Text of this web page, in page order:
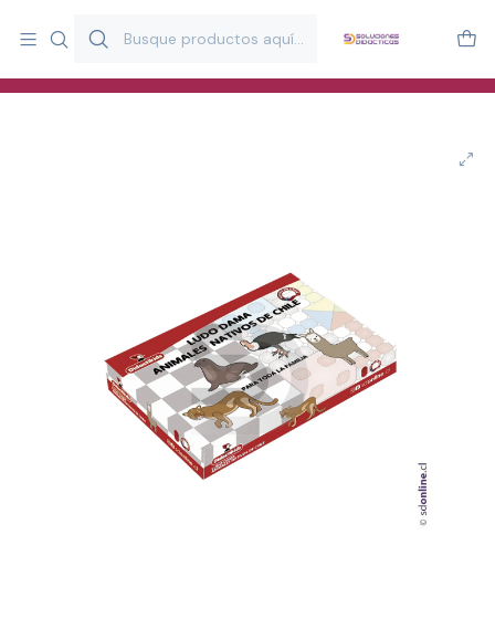
y estimulación infantil en Chile.
Especialistas en recursos educativos para aulas, terapeutas y